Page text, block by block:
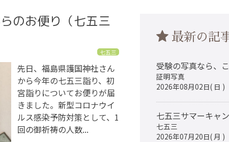
のお便り（七五三
七五三
先日、福島県護国神社さん
から今年の七五三詣り、初
宮詣りについてお便りが届
きました。新型コロナウイ
ルス感染予防対策として、1
回の御祈祷の人数...
最新の記
受験の写真なら、
証明写真
2026年08月02日( 日 )
七五三サマーキャ
七五三
2026年07月20日( 月 )